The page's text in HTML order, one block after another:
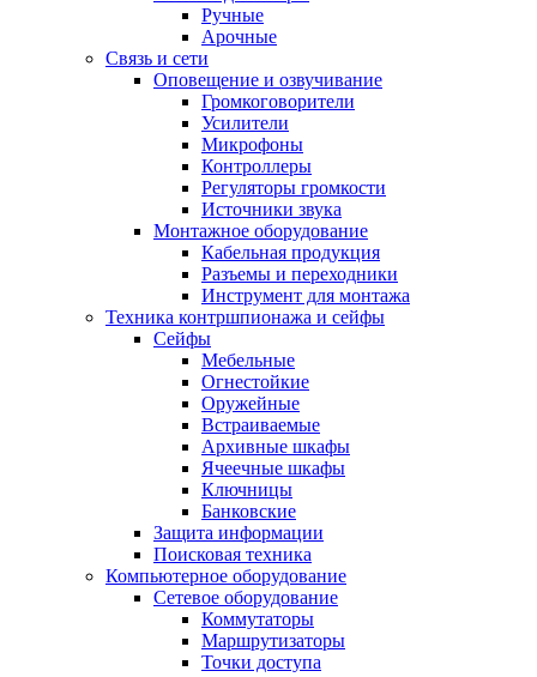
Ручные
Арочные
Связь и сети
Оповещение и озвучивание
Громкоговорители
Усилители
Микрофоны
Контроллеры
Регуляторы громкости
Источники звука
Монтажное оборудование
Кабельная продукция
Разъемы и переходники
Инструмент для монтажа
Техника контршпионажа и сейфы
Сейфы
Мебельные
Огнестойкие
Оружейные
Встраиваемые
Архивные шкафы
Ячеечные шкафы
Ключницы
Банковские
Защита информации
Поисковая техника
Компьютерное оборудование
Сетевое оборудование
Коммутаторы
Маршрутизаторы
Точки доступа